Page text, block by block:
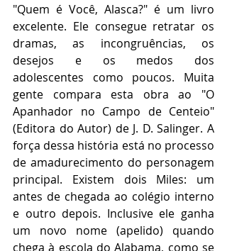
"Quem é Você, Alasca?" é um livro
excelente. Ele consegue retratar os
dramas, as incongruências, os
desejos e os medos dos
adolescentes como poucos. Muita
gente compara esta obra ao "O
Apanhador no Campo de Centeio"
(Editora do Autor) de J. D. Salinger. A
força dessa história está no processo
de amadurecimento do personagem
principal. Existem dois Miles: um
antes de chegada ao colégio interno
e outro depois. Inclusive ele ganha
um novo nome (apelido) quando
chega à escola do Alabama, como se